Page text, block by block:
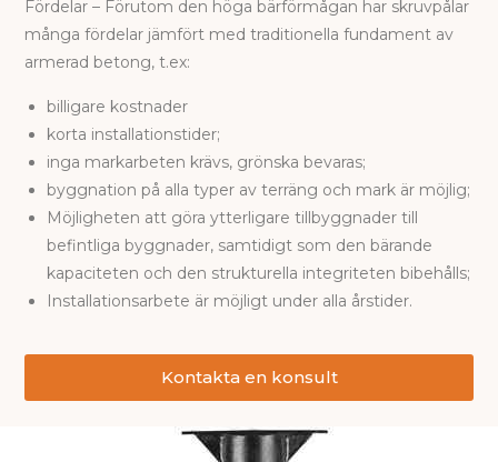
Fördelar – Förutom den höga bärförmågan har skruvpålar
många fördelar jämfört med traditionella fundament av
armerad betong, t.ex:
billigare kostnader
korta installationstider;
inga markarbeten krävs, grönska bevaras;
byggnation på alla typer av terräng och mark är möjlig;
Möjligheten att göra ytterligare tillbyggnader till
befintliga byggnader, samtidigt som den bärande
kapaciteten och den strukturella integriteten bibehålls;
Installationsarbete är möjligt under alla årstider.
Kontakta en konsult